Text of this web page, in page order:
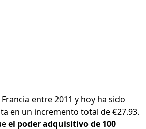
entre 2011 y hoy ha sido
en un incremento total de €27.93.
el poder adquisitivo de 100